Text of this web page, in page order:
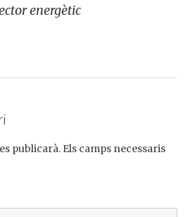
energètic
publicarà. Els camps necessaris